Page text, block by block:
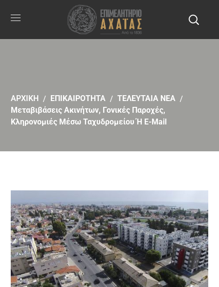
ΑΡΧΙΚΗ ΕΠΙΚΑΙΡΟΤΗΤΑ
ΤΕΛΕΥΤΑΙΑ ΝΕΑ
Μεταβιβάσεις Ακινήτων, Γονικές Παροχές,
Κληρονoμιές Μέσω Ταχυδρομείου Ή E-Mail